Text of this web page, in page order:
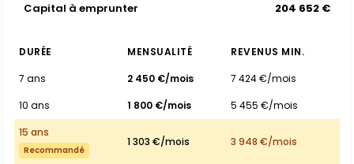
Capital à emprunter 204 652 €
DURÉE MENSUALITÉ
REVENUS MIN.
7 ans
2 450 €/mois
7 424 €/mois
10 ans
1 800 €/mois
5 455 €/mois
15 ans
Recommandé
1 303 €/mois 3 948 €/mois